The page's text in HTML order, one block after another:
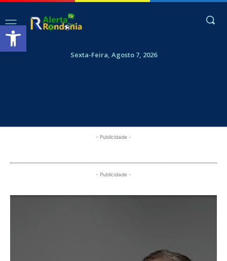
Abrir a barra de ferramentas
Sexta-Feira, Agosto 7, 2026
- Publicidade -
- Publicidade -